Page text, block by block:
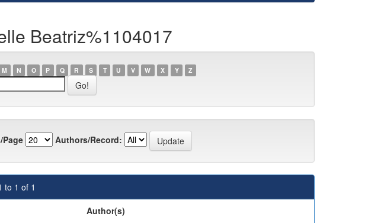
Beatriz%1104017
M N O P Q R S T U V W X Y Z
Page Authors/Record:
to 1 of 1
Author(s)